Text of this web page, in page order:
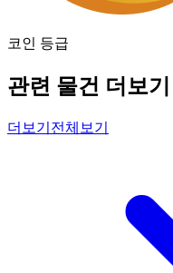
코인 등급
관련 물건 더보기
더보기 전체보기